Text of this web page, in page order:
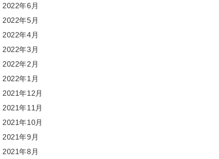
2022年6月
2022年5月
2022年4月
2022年3月
2022年2月
2022年1月
2021年12月
2021年11月
2021年10月
2021年9月
2021年8月